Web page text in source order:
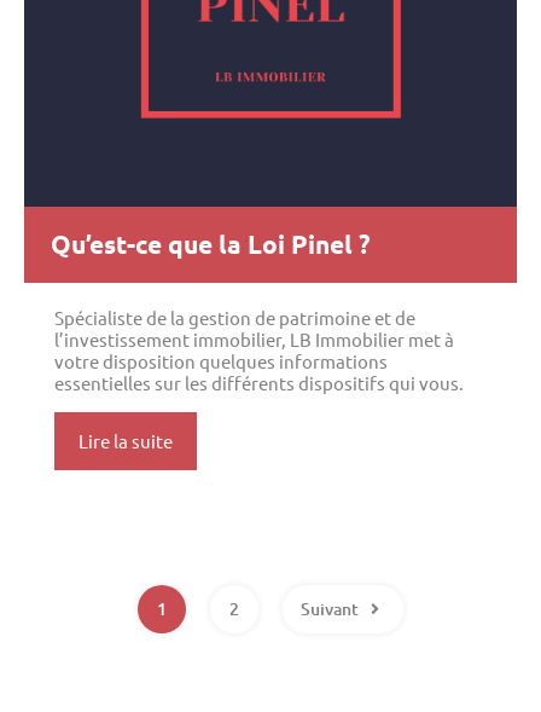
Qu’est-ce que la Loi Pinel ?
Spécialiste de la gestion de patrimoine et de
l’investissement immobilier, LB Immobilier met à
votre disposition quelques informations
essentielles sur les différents dispositifs qui vous.
Lire la suite
1 2 Suivant